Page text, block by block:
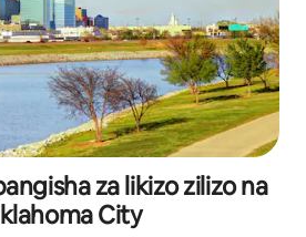
za likizo zilizo na
City